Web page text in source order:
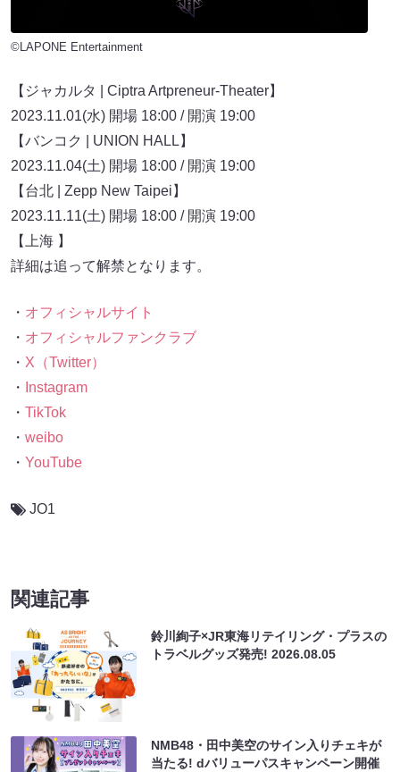
©LAPONE Entertainment
【ジャカルタ | Ciptra Artpreneur-Theater】
2023.11.01(水) 開場 18:00 / 開演 19:00
【バンコク | UNION HALL】
2023.11.04(土) 開場 18:00 / 開演 19:00
【台北 | Zepp New Taipei】
2023.11.11(土) 開場 18:00 / 開演 19:00
【上海 】
詳細は追って解禁となります。
・ オフィシャルサイト
・ オフィシャルファンクラブ
・ X（Twitter）
・
Instagram
・ TikTok
・ weibo
・ YouTube
JO1
関連記事
鈴川絢子×JR東海リテイリング・プラスの
トラベルグッズ発売!2026.08.05
NMB48・田中美空のサイン入りチェキが
当たる! dバリューパスキャンペーン開催